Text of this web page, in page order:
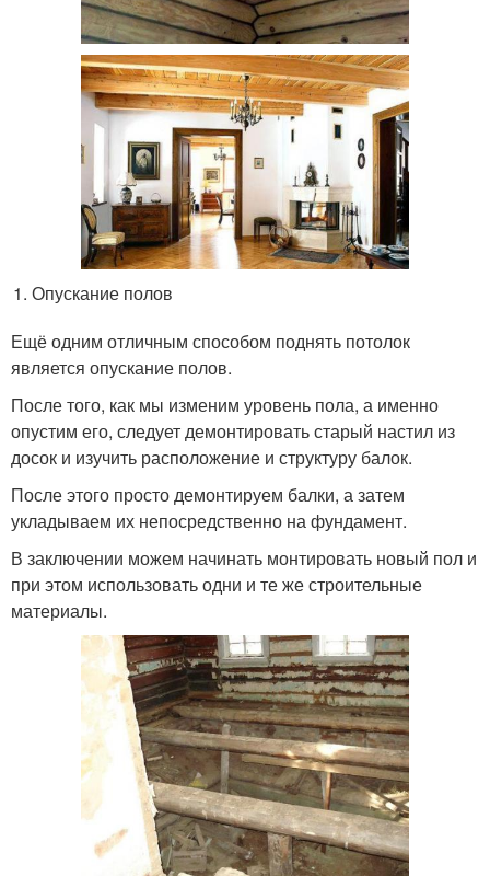
Опускание полов
Ещё одним отличным способом поднять потолок
является опускание полов.
После того, как мы изменим уровень пола, а именно
опустим его, следует демонтировать старый настил из
досок и изучить расположение и структуру балок.
После этого просто демонтируем балки, а затем
укладываем их непосредственно на фундамент.
В заключении можем начинать монтировать новый пол и
при этом использовать одни и те же строительные
материалы.